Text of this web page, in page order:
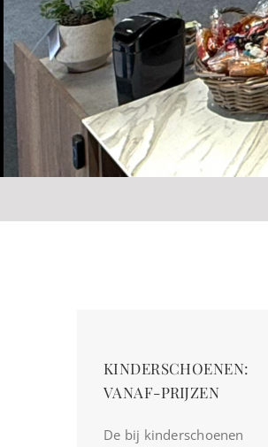
KINDERSCHOENEN:
VANAF-PRIJZEN
De bij kinderschoenen